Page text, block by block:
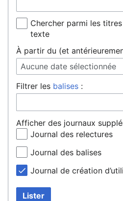
Chercher parmi les
texte
À partir du (et
Aucune date sélectionnée
Filtrer les balises :
Afficher des journaux
Journal des relectures
Journal des balises
Journal de création
Lister